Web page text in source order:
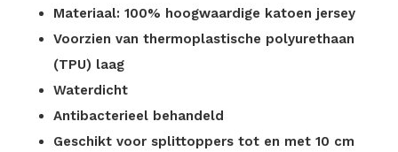
Materiaal: 100% hoogwaardige katoen jersey
Voorzien van thermoplastische polyurethaan
(TPU) laag
Waterdicht
Antibacterieel behandeld
Geschikt voor splittoppers tot en met 10 cm